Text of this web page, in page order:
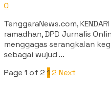
0
TenggaraNews.com,
ramadhan, DPD Jurnalis
menggagas serangkaian
sebagai wujud ...
Page 1 of 2 1 2 Next